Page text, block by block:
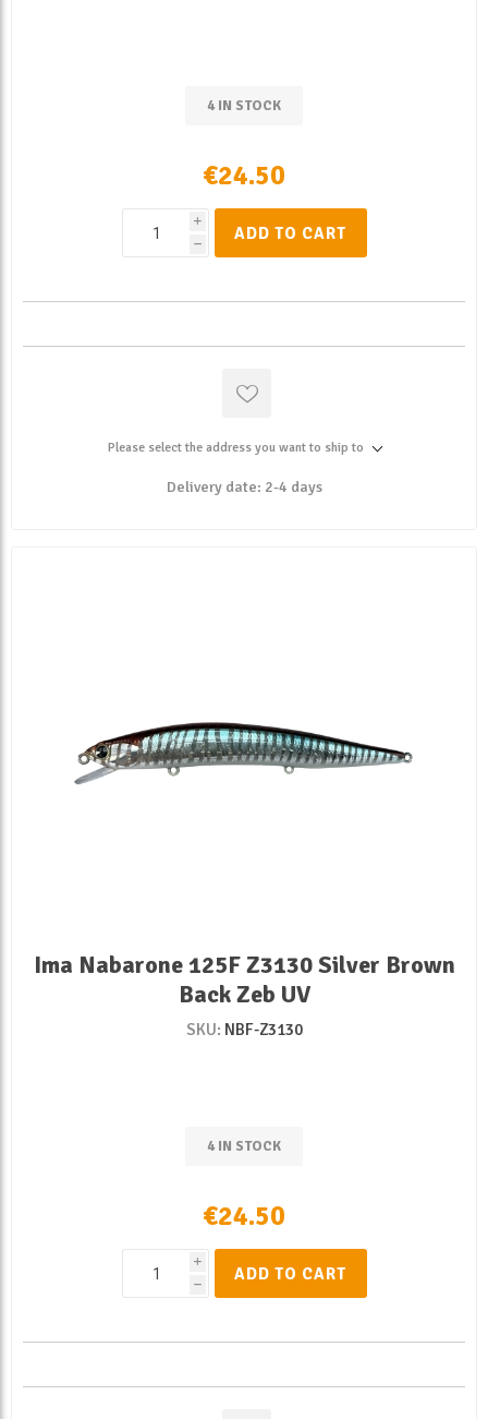
4 IN STOCK
€24.50
i
h
ADD TO CART
Please select the address you want to ship to
Delivery date: 2-4 days
Ima Nabarone 125F Z3130 Silver Brown
Back Zeb UV
SKU: NBF-Z3130
4 IN STOCK
€24.50
i
h
ADD TO CART